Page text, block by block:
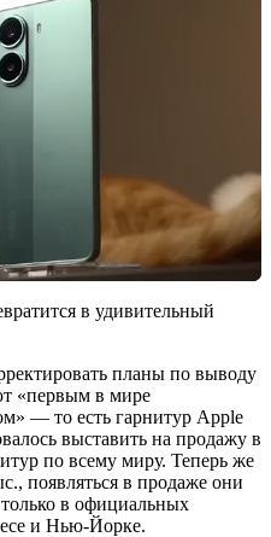
планы по выводу
«первым в мире
— то есть гарнитур Apple
выставить на продажу в
по всему миру. Теперь же
появляться в продаже они
в официальных
и Нью-Йорке.